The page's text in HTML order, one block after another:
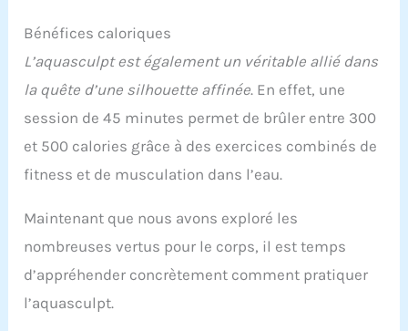
Bénéfices caloriques
L’aquasculpt est également un véritable allié dans
la quête d’une silhouette affinée. En effet, une
session de 45 minutes permet de brûler entre 300
et 500 calories grâce à des exercices combinés de
fitness et de musculation dans l’eau.
Maintenant que nous avons exploré les
nombreuses vertus pour le corps, il est temps
d’appréhender concrètement comment pratiquer
l’aquasculpt.